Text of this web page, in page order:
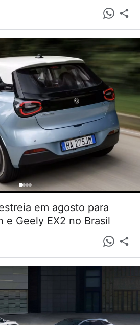
em agosto para
e Geely EX2 no Brasil